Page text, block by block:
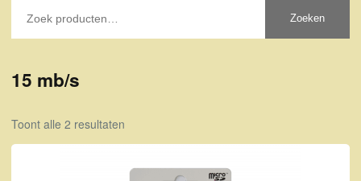
Zoeken
15 mb/s
Toont alle 2 resultaten